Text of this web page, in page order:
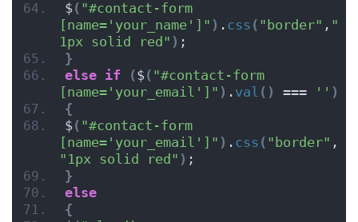
$( "#contact-form
[name='your_name']" ) . css ( "border" , "
1px solid red" ) ;
}
else if ($( "#contact-form
[name='your_email']" ) . val () === '' )
{
$( "#contact-form
[name='your_email']" ) . css ( "border" ,
"1px solid red" ) ;
}
else
{